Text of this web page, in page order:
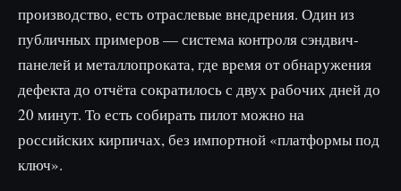
производство, есть отраслевые внедрения. Один из
публичных примеров — система контроля сэндвич-
панелей и металлопроката, где время от обнаружения
дефекта до отчёта сократилось с двух рабочих дней до
20 минут. То есть собирать пилот можно на
российских кирпичах, без импортной «платформы под
ключ».